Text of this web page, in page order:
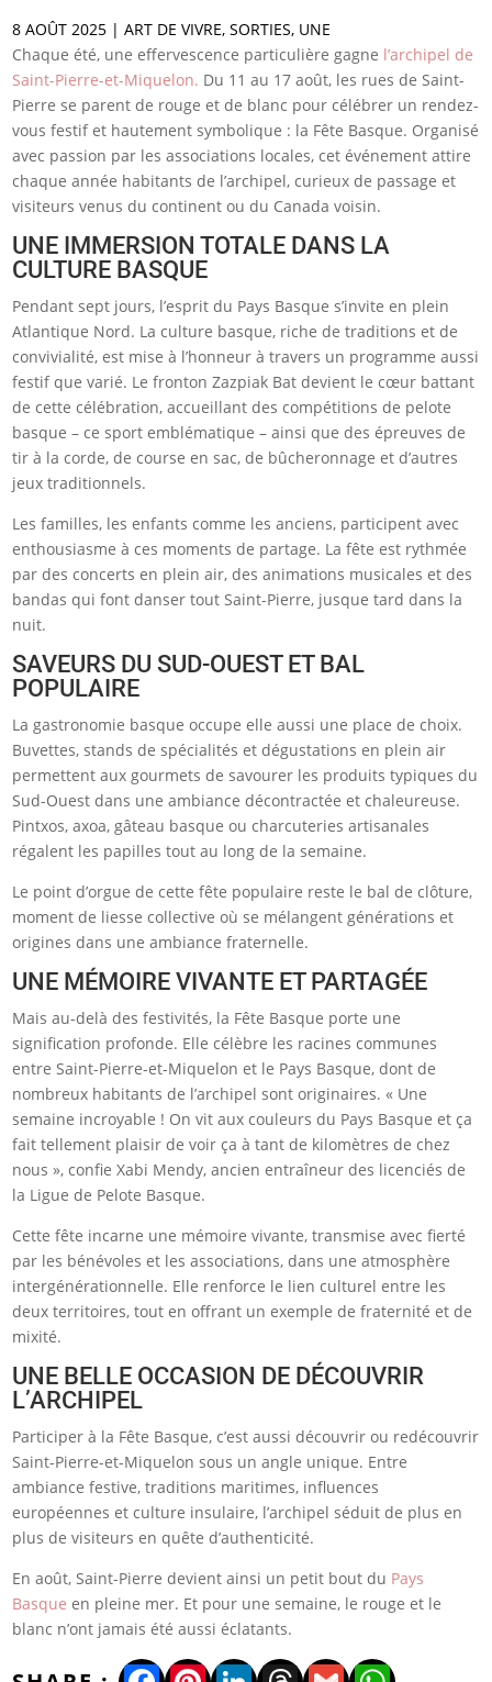
8 AOÛT 2025 |ART DE VIVRE,SORTIES, UNE
Chaque été, une effervescence particulière gagne l’archipel de
Saint-Pierre-et-Miquelon. Du 11 au 17 août, les rues de Saint-
Pierre se parent de rouge et de blanc pour célébrer un rendez-
vous festif et hautement symbolique : la Fête Basque. Organisé
avec passion par les associations locales, cet événement attire
chaque année habitants de l’archipel, curieux de passage et
visiteurs venus du continent ou du Canada voisin.
UNE IMMERSION TOTALE DANS LA
CULTURE BASQUE
Pendant sept jours, l’esprit du Pays Basque s’invite en plein
Atlantique Nord. La culture basque, riche de traditions et de
convivialité, est mise à l’honneur à travers un programme aussi
festif que varié. Le fronton Zazpiak Bat devient le cœur battant
de cette célébration, accueillant des compétitions de pelote
basque – ce sport emblématique – ainsi que des épreuves de
tir à la corde, de course en sac, de bûcheronnage et d’autres
jeux traditionnels.
Les familles, les enfants comme les anciens, participent avec
enthousiasme à ces moments de partage. La fête est rythmée
par des concerts en plein air, des animations musicales et des
bandas qui font danser tout Saint-Pierre, jusque tard dans la
nuit.
SAVEURS DU SUD-OUEST ET BAL
POPULAIRE
La gastronomie basque occupe elle aussi une place de choix.
Buvettes, stands de spécialités et dégustations en plein air
permettent aux gourmets de savourer les produits typiques du
Sud-Ouest dans une ambiance décontractée et chaleureuse.
Pintxos, axoa, gâteau basque ou charcuteries artisanales
régalent les papilles tout au long de la semaine.
Le point d’orgue de cette fête populaire reste le bal de clôture,
moment de liesse collective où se mélangent générations et
origines dans une ambiance fraternelle.
UNE MÉMOIRE VIVANTE ET PARTAGÉE
Mais au-delà des festivités, la Fête Basque porte une
signification profonde. Elle célèbre les racines communes
entre Saint-Pierre-et-Miquelon et le Pays Basque, dont de
nombreux habitants de l’archipel sont originaires. « Une
semaine incroyable ! On vit aux couleurs du Pays Basque et ça
fait tellement plaisir de voir ça à tant de kilomètres de chez
nous », confie Xabi Mendy, ancien entraîneur des licenciés de
la Ligue de Pelote Basque.
Cette fête incarne une mémoire vivante, transmise avec fierté
par les bénévoles et les associations, dans une atmosphère
intergénérationnelle. Elle renforce le lien culturel entre les
deux territoires, tout en offrant un exemple de fraternité et de
mixité.
UNE BELLE OCCASION DE DÉCOUVRIR
L’ARCHIPEL
Participer à la Fête Basque, c’est aussi découvrir ou redécouvrir
Saint-Pierre-et-Miquelon sous un angle unique. Entre
ambiance festive, traditions maritimes, influences
européennes et culture insulaire, l’archipel séduit de plus en
plus de visiteurs en quête d’authenticité.
En août, Saint-Pierre devient ainsi un petit bout du Pays
Basque en pleine mer. Et pour une semaine, le rouge et le
blanc n’ont jamais été aussi éclatants.